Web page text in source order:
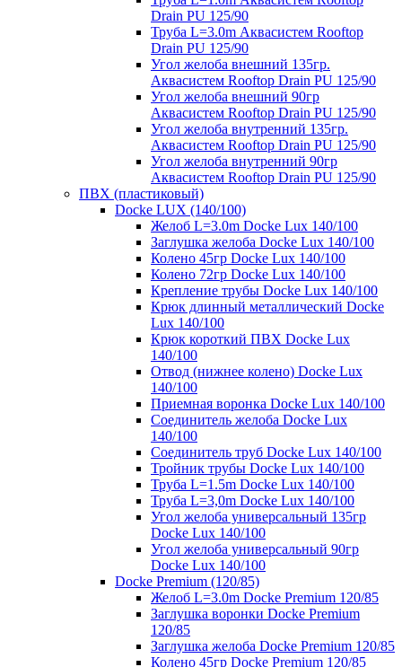
Drain PU 125/90
Труба L=3.0m Аквасистем Rooftop
Drain PU 125/90
Угол желоба внешний 135гр.
Аквасистем Rooftop Drain PU 125/90
Угол желоба внешний 90гр
Аквасистем Rooftop Drain PU 125/90
Угол желоба внутренний 135гр.
Аквасистем Rooftop Drain PU 125/90
Угол желоба внутренний 90гр
Аквасистем Rooftop Drain PU 125/90
ПВХ (пластиковый)
Docke LUX (140/100)
Желоб L=3.0m Docke Lux 140/100
Заглушка желоба Docke Lux 140/100
Колено 45гр Docke Lux 140/100
Колено 72гр Docke Lux 140/100
Крепление трубы Docke Lux 140/100
Крюк длинный металлический Docke
Lux 140/100
Крюк короткий ПВХ Docke Lux
140/100
Отвод (нижнее колено) Docke Lux
140/100
Приемная воронка Docke Lux 140/100
Соединитель желоба Docke Lux
140/100
Соединитель труб Docke Lux 140/100
Тройник трубы Docke Lux 140/100
Труба L=1.5m Docke Lux 140/100
Труба L=3,0m Docke Lux 140/100
Угол желоба универсальный 135гр
Docke Lux 140/100
Угол желоба универсальный 90гр
Docke Lux 140/100
Docke Premium (120/85)
Желоб L=3.0m Docke Premium 120/85
Заглушка воронки Docke Premium
120/85
Заглушка желоба Docke Premium 120/85
Колено 45гр Docke Premium 120/85